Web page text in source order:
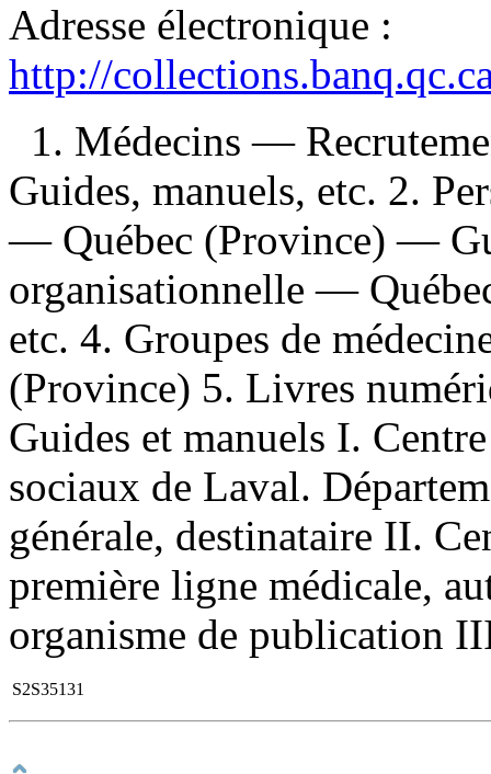
Adresse électronique :
http://
1. Médecins —
Guides, manuels, etc. 2.
— Québec (Province) —
organisationnelle —
etc. 4. Groupes de
(Province) 5. Livres
Guides et manuels I.
sociaux de Laval.
générale, destinataire II.
première ligne médicale,
organisme de publication
S2S35131